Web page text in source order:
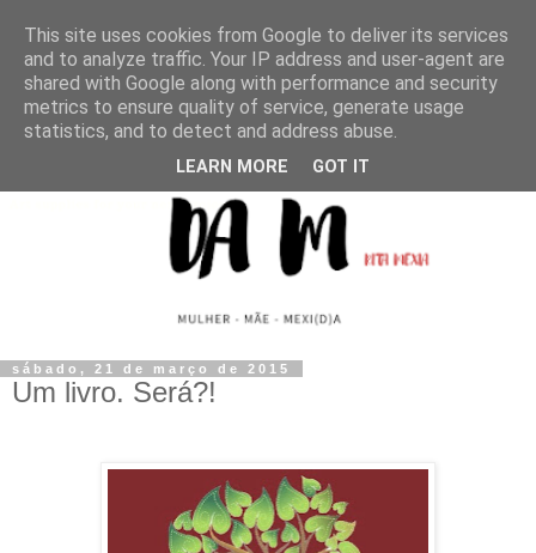
sábado, 21 de março de 2015
Um livro. Será?!
This site uses cookies from Google to deliver its services
and to analyze traffic. Your IP address and user-agent are
shared with Google along with performance and security
metrics to ensure quality of service, generate usage
statistics, and to detect and address abuse.
LEARN MORE GOT IT